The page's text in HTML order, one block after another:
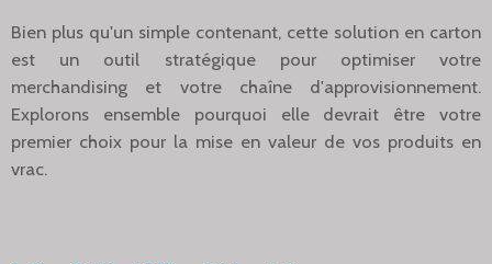
Bien plus qu'un simple contenant, cette solution en carton
est un outil stratégique pour optimiser votre
merchandising et votre chaîne d'approvisionnement.
Explorons ensemble pourquoi elle devrait être votre
premier choix pour la mise en valeur de vos produits en
vrac.